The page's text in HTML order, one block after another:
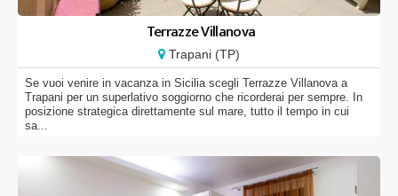
Terrazze Villanova
Trapani (TP)
Se vuoi venire in vacanza in Sicilia scegli Terrazze Villanova a
Trapani per un superlativo soggiorno che ricorderai per sempre. In
posizione strategica direttamente sul mare, tutto il tempo in cui
sa...